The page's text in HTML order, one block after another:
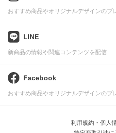
おすすめ商品やオリジナルデザインのブ
LINE
新商品の情報や関連コンテンツを配信
Facebook
おすすめ商品やオリジナルデザインのブ
利用規約・個人